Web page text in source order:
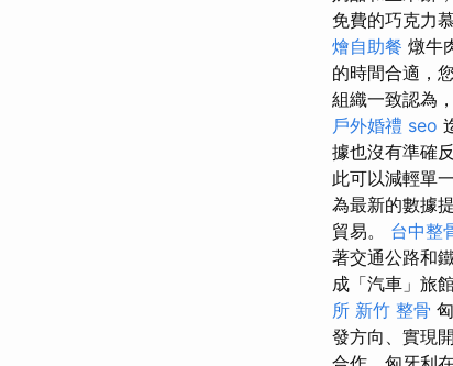
免費的巧克力
燴自助餐 燉牛
的時間合適，
組織一致認為
戶外婚禮 seo
據也沒有準確
此可以減輕單
為最新的數據
貿易。 台中整
著交通公路和
成「汽車」旅
所 新竹 整骨
發方向、實現